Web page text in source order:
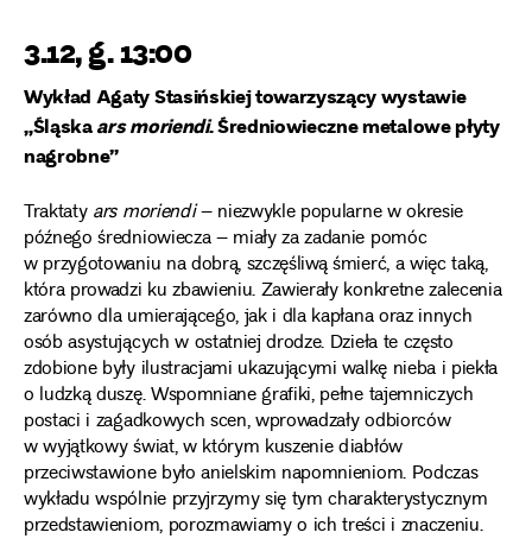
3.12, g. 13:00
Wykład Agaty Stasińskiej towarzyszący wystawie
„Śląskaars moriendi. Średniowieczne metalowe płyty
nagrobne”
Traktatyars moriendi– niezwykle popularne w okresie
późnego średniowiecza – miały za zadanie pomóc
w przygotowaniu na dobrą, szczęśliwą śmierć, a więc taką,
która prowadzi ku zbawieniu. Zawierały konkretne zalecenia
zarówno dla umierającego, jak i dla kapłana oraz innych
osób asystujących w ostatniej drodze. Dzieła te często
zdobione były ilustracjami ukazującymi walkę nieba i piekła
o ludzką duszę. Wspomniane grafiki, pełne tajemniczych
postaci i zagadkowych scen, wprowadzały odbiorców
w wyjątkowy świat, w którym kuszenie diabłów
przeciwstawione było anielskim napomnieniom. Podczas
wykładu wspólnie przyjrzymy się tym charakterystycznym
przedstawieniom, porozmawiamy o ich treści i znaczeniu.